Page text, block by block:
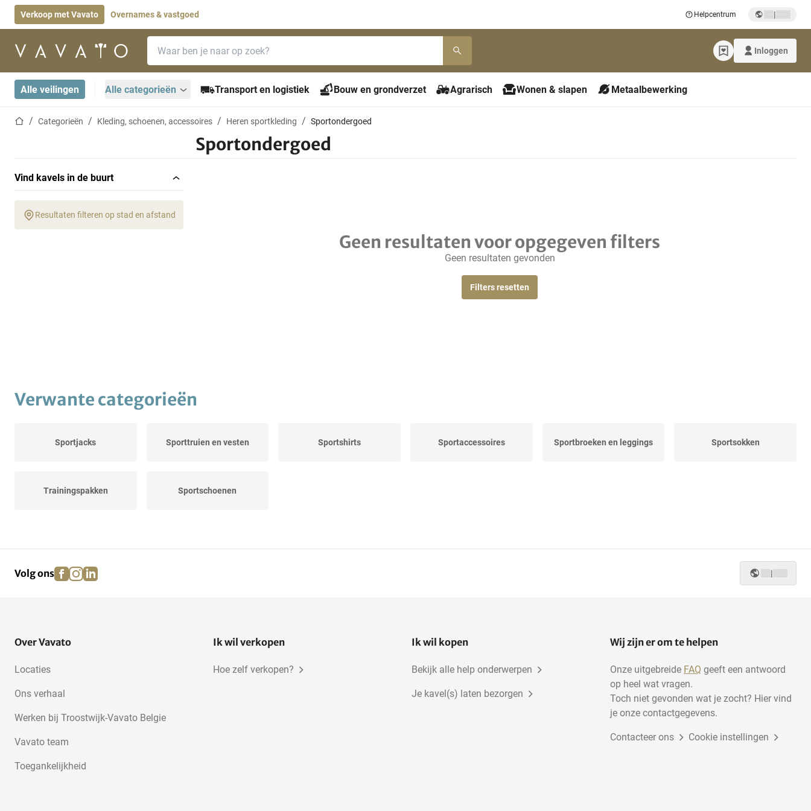
Verkoop met Vavato Overnames & vastgoed Helpcentrum |
Startpagina Inloggen
Alle veilingen Alle categorieën Transport en logistiek Bouw en grondverzet Agrarisch Wonen & slapen Metaalbewerking
StartpaginaCategorieën Kleding, schoenen, accessoires Heren sportkleding Sportondergoed
Sportondergoed
Vind kavels in de buurt
Resultaten filteren op stad en afstand
Geen resultaten voor opgegeven filters
Geen resultaten gevonden
Filters resetten
Verwante categorieën
Sportjacks Sporttruien en vesten Sportshirts Sportaccessoires Sportbroeken en leggings Sportsokken
Trainingspakken Sportschoenen
Volg ons facebook
instagram
linkedin |
Over Vavato
Locaties
Ons verhaal
Werken bij Troostwijk-Vavato Belgie
Vavato team
Toegankelijkheid
Ik wil verkopen
Hoe zelf verkopen?
Ik wil kopen
Bekijk alle help onderwerpen
Je kavel(s) laten bezorgen
Wij zijn er om te helpen
Onze uitgebreide FAQ geeft een antwoord
op heel wat vragen.
Toch niet gevonden wat je zocht? Hier vind
je onze contactgegevens.
Contacteer ons Cookie instellingen